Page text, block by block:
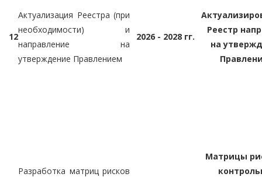
12
Актуализация Реестра (при
необходимости) и
направление на
утверждение Правлением
2026 - 2028 гг.
Реестр
на
Разработка матриц рисков
Матрицы